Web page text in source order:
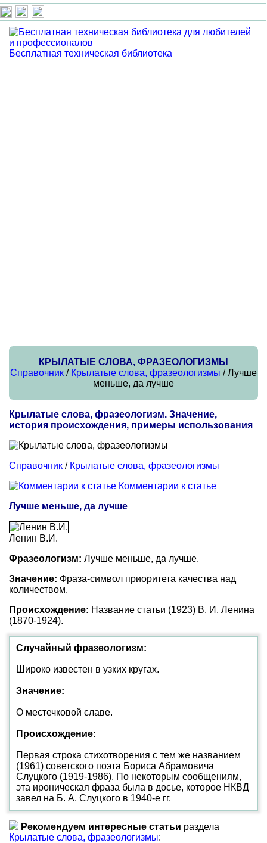
Бесплатная техническая библиотека
КРЫЛАТЫЕ СЛОВА, ФРАЗЕОЛОГИЗМЫ
Справочник / Крылатые слова, фразеологизмы / Лучше
меньше, да лучше
Крылатые слова, фразеологизм. Значение,
история происхождения, примеры использования
Справочник / Крылатые слова, фразеологизмы
Комментарии к статье
Лучше меньше, да лучше
Ленин В.И.
Фразеологизм: Лучше меньше, да лучше.
Значение: Фраза-символ приоритета качества над
количеством.
Происхождение: Название статьи (1923) В. И. Ленина
(1870-1924).
Случайный фразеологизм:
Широко известен в узких кругах.
Значение:
О местечковой славе.
Происхождение:
Первая строка стихотворения с тем же названием
(1961) советского поэта Бориса Абрамовича
Слуцкого (1919-1986). По некоторым сообщениям,
эта ироническая фраза была в досье, которое НКВД
завел на Б. А. Слуцкого в 1940-е гг.
Рекомендуем интересные статьи раздела
Крылатые слова, фразеологизмы: